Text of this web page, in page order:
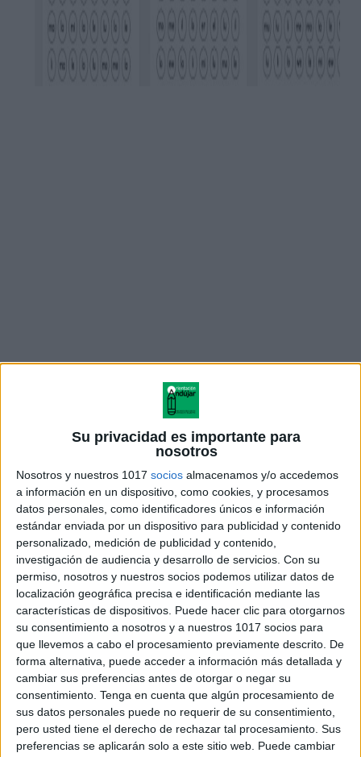
Su privacidad es importante para
nosotros
Nosotros y nuestros 1017 socios almacenamos y/o accedemos
a información en un dispositivo, como cookies, y procesamos
datos personales, como identificadores únicos e información
estándar enviada por un dispositivo para publicidad y contenido
personalizado, medición de publicidad y contenido,
investigación de audiencia y desarrollo de servicios. Con su
permiso, nosotros y nuestros socios podemos utilizar datos de
localización geográfica precisa e identificación mediante las
características de dispositivos. Puede hacer clic para otorgarnos
su consentimiento a nosotros y a nuestros 1017 socios para
que llevemos a cabo el procesamiento previamente descrito. De
forma alternativa, puede acceder a información más detallada y
cambiar sus preferencias antes de otorgar o negar su
consentimiento. Tenga en cuenta que algún procesamiento de
sus datos personales puede no requerir de su consentimiento,
pero usted tiene el derecho de rechazar tal procesamiento. Sus
preferencias se aplicarán solo a este sitio web. Puede cambiar
Importancia del reconocimiento de sílabas en
la lectoescritura: El reconocimiento de
sílabas es una habilidad esencial en el
proceso de adquisición de la lectoescritura.
Las sílabas son unidades fundamentales del
lenguaje que permiten a los niños
comprender y formar palabras. Al reconocer
y manipular sílabas, los niños adquieren la
capacidad de segmentar y combinar sonidos,
lo que les facilita la lectura y escritura de
palabras.
Actividad de colorear sílabas la-le-li-lo-lo:
Para llevar a cabo esta actividad, necesitarás
hojas de trabajo con dibujos relacionados con
las sílabas la-le-li-lo-lo, junto con sílabas